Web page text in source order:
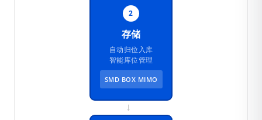
2
存储
自动归位入库
智能库位管理
SMD BOX MIMO
→